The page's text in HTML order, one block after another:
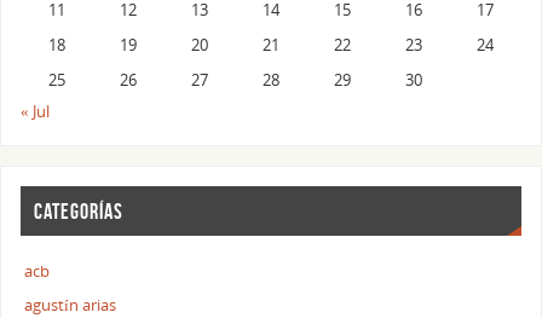
11
12 13 14 15 16
17
18
19 20 21 22 23
24
25
26 27 28 29
30
« Jul
CATEGORÍAS
acb
agustín arias